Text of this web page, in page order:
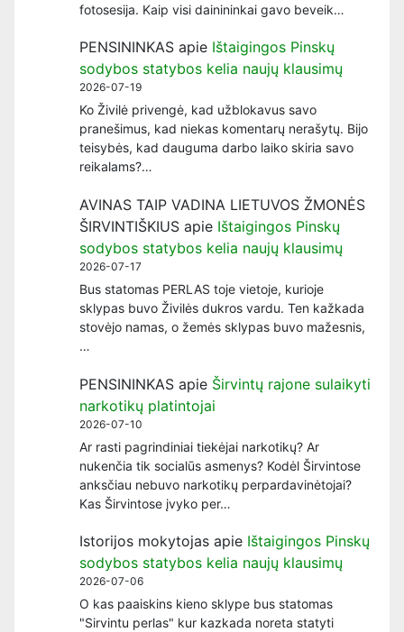
fotosesija. Kaip visi dainininkai gavo beveik…
PENSININKAS apie Ištaigingos Pinskų
sodybos statybos kelia naujų klausimų
2026-07-19
Ko Živilė privengė, kad užblokavus savo
pranešimus, kad niekas komentarų nerašytų. Bijo
teisybės, kad dauguma darbo laiko skiria savo
reikalams?…
AVINAS TAIP VADINA LIETUVOS ŽMONĖS
ŠIRVINTIŠKIUS apie Ištaigingos Pinskų
sodybos statybos kelia naujų klausimų
2026-07-17
Bus statomas PERLAS toje vietoje, kurioje
sklypas buvo Živilės dukros vardu. Ten kažkada
stovėjo namas, o žemės sklypas buvo mažesnis,
…
PENSININKAS apie Širvintų rajone sulaikyti
narkotikų platintojai
2026-07-10
Ar rasti pagrindiniai tiekėjai narkotikų? Ar
nukenčia tik socialūs asmenys? Kodėl Širvintose
anksčiau nebuvo narkotikų perpardavinėtojai?
Kas Širvintose įvyko per…
Istorijos mokytojas apie Ištaigingos Pinskų
sodybos statybos kelia naujų klausimų
2026-07-06
O kas paaiskins kieno sklype bus statomas
"Sirvintu perlas" kur kazkada noreta statyti